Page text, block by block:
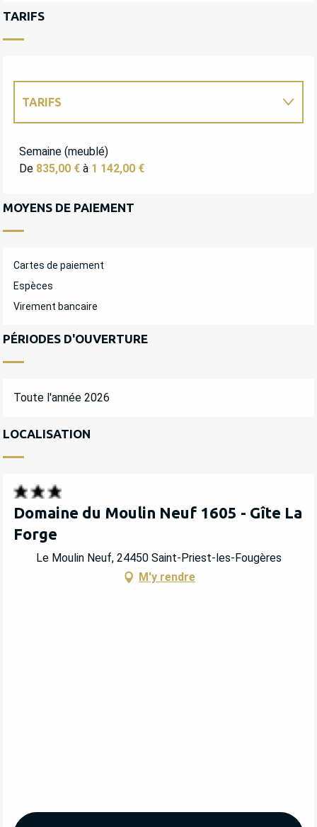
TARIFS
TARIFS
TARIFS 2027
Semaine (meublé)
De 835,00 € à 1 142,00 €
MOYENS DE PAIEMENT
Cartes de paiement
Espèces
Virement bancaire
PÉRIODES D'OUVERTURE
Toute l'année 2026
LOCALISATION
Domaine du Moulin Neuf 1605 - Gîte La
Forge
Le Moulin Neuf, 24450 Saint-Priest-les-Fougères
M'y rendre